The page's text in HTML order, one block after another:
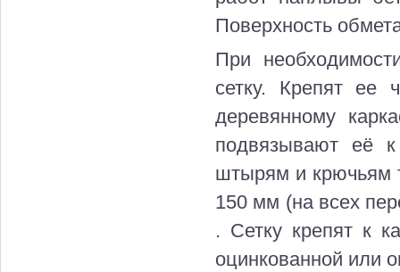
Поверхность
При
сетку. Крепят ее
деревянному
подвязывают её к
штырям и крючьям
150 мм (на всех
. Сетку крепят к
оцинкованной или